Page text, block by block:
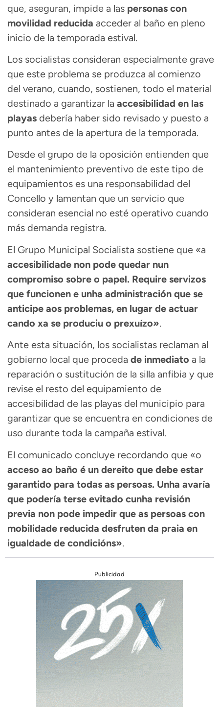
que, aseguran, impide a las personas con
movilidad reducida acceder al baño en pleno
inicio de la temporada estival.
Los socialistas consideran especialmente grave
que este problema se produzca al comienzo
del verano, cuando, sostienen, todo el material
destinado a garantizar la accesibilidad en las
playas debería haber sido revisado y puesto a
punto antes de la apertura de la temporada.
Desde el grupo de la oposición entienden que
el mantenimiento preventivo de este tipo de
equipamientos es una responsabilidad del
Concello y lamentan que un servicio que
consideran esencial no esté operativo cuando
más demanda registra.
El Grupo Municipal Socialista sostiene que «a
accesibilidade non pode quedar nun
compromiso sobre o papel. Require servizos
que funcionen e unha administración que se
anticipe aos problemas, en lugar de actuar
cando xa se produciu o prexuízo».
Ante esta situación, los socialistas reclaman al
gobierno local que proceda de inmediato a la
reparación o sustitución de la silla anfibia y que
revise el resto del equipamiento de
accesibilidad de las playas del municipio para
garantizar que se encuentra en condiciones de
uso durante toda la campaña estival.
El comunicado concluye recordando que «o
acceso ao baño é un dereito que debe estar
garantido para todas as persoas. Unha avaría
que podería terse evitado cunha revisión
previa non pode impedir que as persoas con
mobilidade reducida desfruten da praia en
igualdade de condicións».
Publicidad